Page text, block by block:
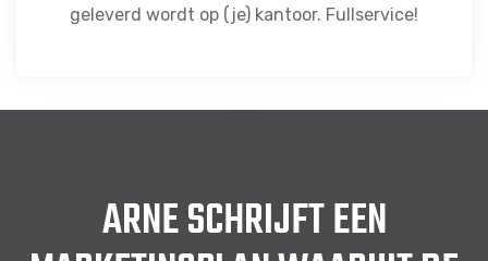
geleverd wordt op (je) kantoor. Fullservice!
ARNE SCHRIJFT EEN